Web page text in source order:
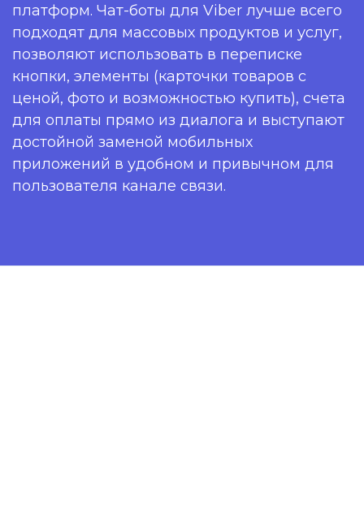
платформ. Чат-боты для Viber лучше всего
подходят для массовых продуктов и услуг,
позволяют использовать в переписке
кнопки, элементы (карточки товаров с
ценой, фото и возможностью купить), счета
для оплаты прямо из диалога и выступают
достойной заменой мобильных
приложений в удобном и привычном для
пользователя канале связи.